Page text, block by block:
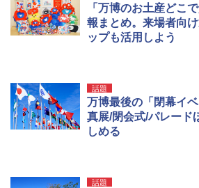
「万博のお土産どこ
報まとめ。来場者向
ップも活用しよう
話題
万博最後の「閉幕イ
真展/閉会式/パレード
しめる
話題